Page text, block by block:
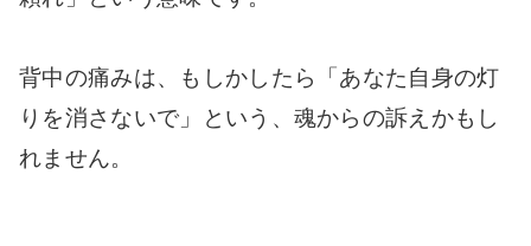
背中の痛みは、もしかしたら「あなた自身の灯
りを消さないで」という、魂からの訴えかもし
れません。